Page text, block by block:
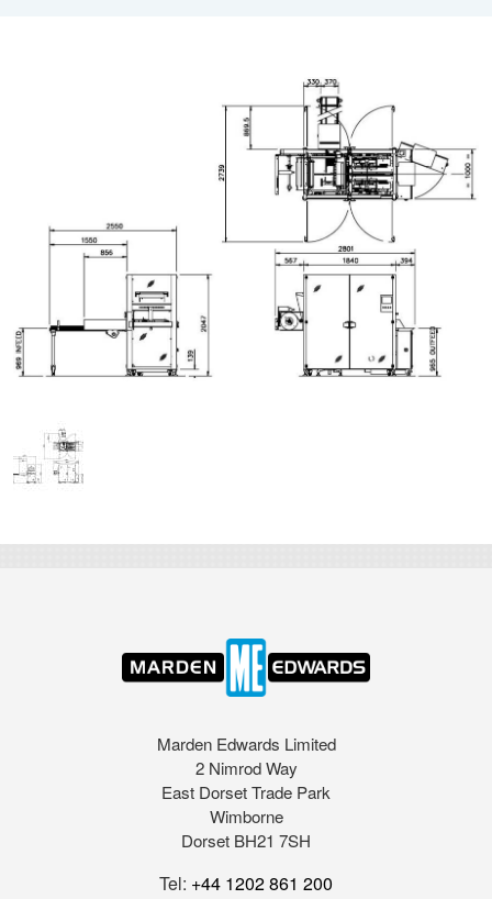
Marden Edwards Limited
2 Nimrod Way
East Dorset Trade Park
Wimborne
Dorset BH21 7SH
Tel: +44 1202 861 200